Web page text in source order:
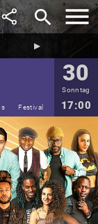
search
▶︎
30
Sonntag
17:00
Festival